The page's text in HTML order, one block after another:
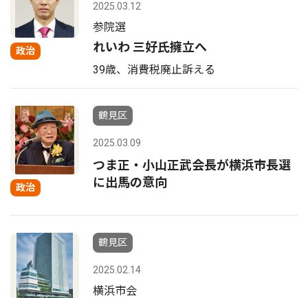
政治
2025.03.12
参院選
れいわ 三好氏擁立へ
39歳、消費税廃止訴える
政治
鶴見区
2025.03.09
つま正・小山正武会長が横浜市長選
に出馬の意向
鶴見区
2025.02.14
横浜市会